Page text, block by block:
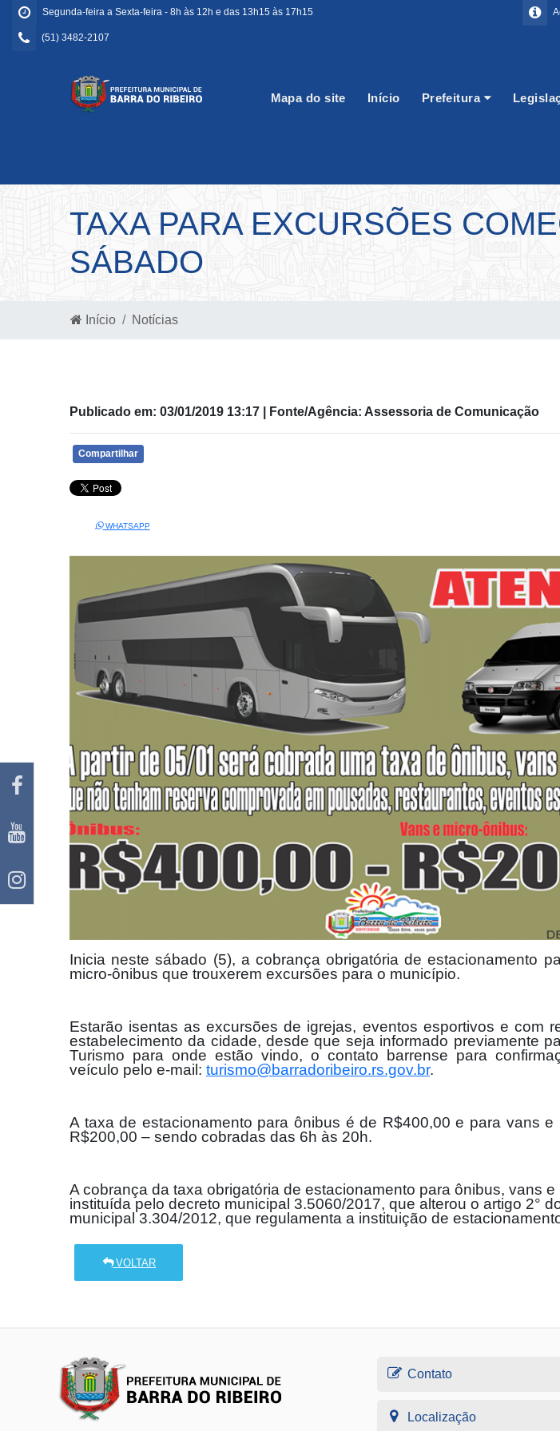
Segunda-feira a Sexta-feira - 8h às 12h e das 13h15 às 17h15
(51) 3482-2107
Mapa do site Início Prefeitura
TAXA PARA EXCURSÕES
SÁBADO
Início Notícias
Publicado em: 03/01/2019 13:17 | Fonte/Agência: Assessoria de Comunicação
Compartilhar
WHATSAPP
Inicia neste sábado (5), a cobrança obrigatória de estacionamento
micro-ônibus que trouxerem excursões para o município.
Estarão isentas as excursões de igrejas, eventos esportivos e com
estabelecimento da cidade, desde que seja informado previamente
Turismo para onde estão vindo, o contato barrense para
veículo pelo e-mail: turismo@barradoribeiro.rs.gov.br.
A taxa de estacionamento para ônibus é de R$400,00 e para vans e
R$200,00 – sendo cobradas das 6h às 20h.
A cobrança da taxa obrigatória de estacionamento para ônibus, vans e
instituída pelo decreto municipal 3.5060/2017, que alterou o artigo 2°
municipal 3.304/2012, que regulamenta a instituição de
VOLTAR
Contato
Localização